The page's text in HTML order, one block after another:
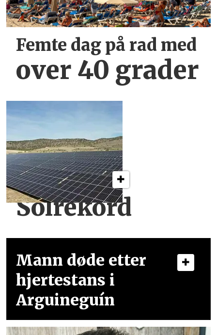
Femte dag på rad med
over 40 grader
Solrekord
Mann døde etter
hjertestans i
Arguineguín